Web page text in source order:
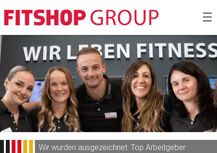
Zum
Inhalt
springen
Fitshop
Wir wurden ausgezeichnet: Top Arbeitgeber